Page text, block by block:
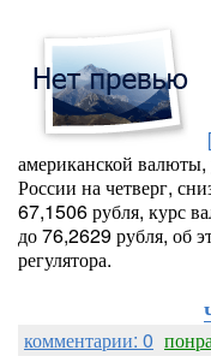
американской
России на четверг,
67,1506 рубля, курс
до 76,2629 рубля, об
регулятора.
комментарии: 0